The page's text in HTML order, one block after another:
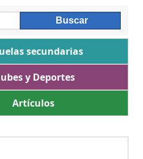
secundarias
y Deportes
Artículos